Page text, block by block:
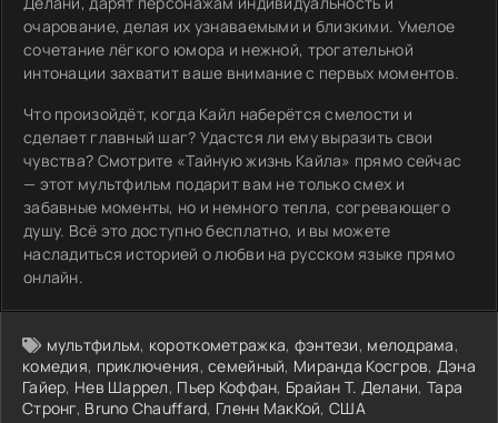
очарование, делая их узнаваемыми и близкими. Умелое
сочетание лёгкого юмора и нежной, трогательной
интонации захватит ваше внимание с первых моментов.
Что произойдёт, когда Кайл наберётся смелости и
сделает главный шаг? Удастся ли ему выразить свои
чувства? Смотрите «Тайную жизнь Кайла» прямо сейчас
— этот мультфильм подарит вам не только смех и
забавные моменты, но и немного тепла, согревающего
душу. Всё это доступно бесплатно, и вы можете
насладиться историей о любви на русском языке прямо
онлайн.
мультфильм, короткометражка, фэнтези, мелодрама,
комедия, приключения,семейный, Миранда Косгров, Дэна
Гайер, Нев Шаррел, Пьер Коффан, Брайан Т. Делани,Тара
Стронг, Bruno Chauffard, Гленн МакКой, США